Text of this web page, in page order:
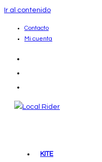
Ir al contenido
Contacto
Mi cuenta
KITE